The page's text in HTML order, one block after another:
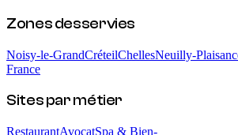
Zones desservies
Noisy-le-GrandCréteilChellesNeuilly-
France
Sites par métier
RestaurantAvocatSpa & Bien-